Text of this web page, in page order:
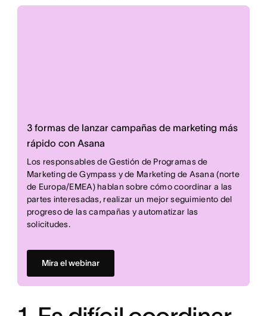
3 formas de lanzar campañas de marketing más
rápido con Asana
Los responsables de Gestión de Programas de
Marketing de Gympass y de Marketing de Asana (norte
de Europa/EMEA) hablan sobre cómo coordinar a las
partes interesadas, realizar un mejor seguimiento del
progreso de las campañas y automatizar las
solicitudes.
Mira el webinar